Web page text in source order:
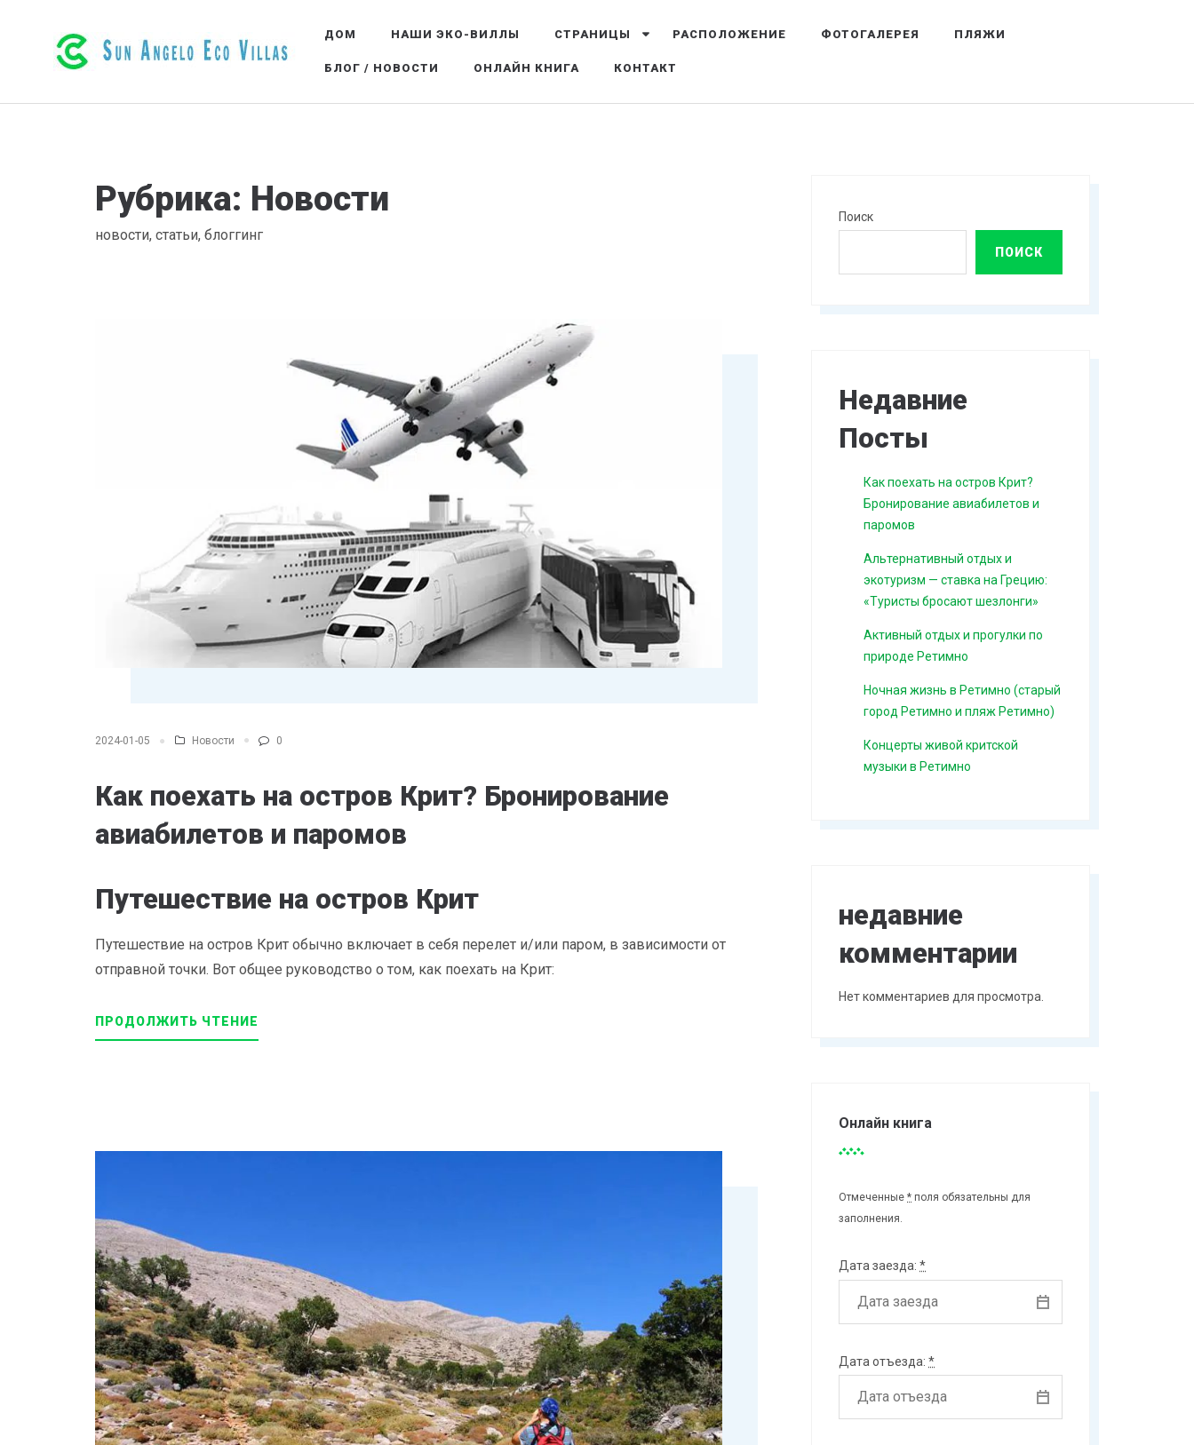
РОСКОШНЫЕ ЭКО-ВИЛЛЫ В РЕТИМНО НА КРИТЕ, ГРЕЦИЯ
ДОМ НАШИ ЭКО-ВИЛЛЫ СТРАНИЦЫ РАСПОЛОЖЕНИЕ ФОТОГАЛЕРЕЯ ПЛЯЖИ
БЛОГ / НОВОСТИ ОНЛАЙН КНИГА КОНТАКТ
Рубрика: Новости
новости, статьи, блоггинг
2024-01-05 Новости 0
Как поехать на остров Крит? Бронирование
авиабилетов и паромов
Путешествие на остров Крит
Путешествие на остров Крит обычно включает в себя перелет и/или паром, в зависимости от
отправной точки. Вот общее руководство о том, как поехать на Крит:
ПРОДОЛЖИТЬ ЧТЕНИЕ
Поиск
ПОИСК
Недавние
Посты
Как поехать на остров Крит?
Бронирование авиабилетов и
паромов
Альтернативный отдых и
экотуризм — ставка на Грецию:
«Туристы бросают шезлонги»
Активный отдых и прогулки по
природе Ретимно
Ночная жизнь в Ретимно (старый
город Ретимно и пляж Ретимно)
Концерты живой критской
музыки в Ретимно
недавние
комментарии
Нет комментариев для просмотра.
Онлайн книга
Отмеченные* поля обязательны для
заполнения.
Дата заезда:*
Дата отъезда:*